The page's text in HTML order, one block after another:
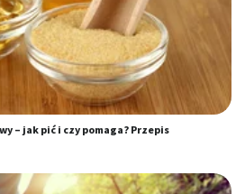
– jak pić i czy pomaga? Przepis